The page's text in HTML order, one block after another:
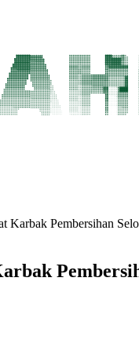
Karbak Pembersihan